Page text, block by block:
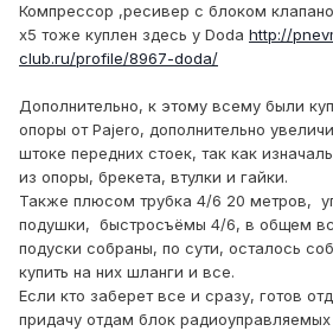
Компрессор ,ресивер с блоком
х5 тоже куплен здесь у Doda http://
club.ru/profile/8967-doda/
Дополнительно, к этому всему были
опоры от Pajero, дополнительно
штоке передних стоек, так как
из опоры, брекета, втулки и гайки.
Также плюсом трубка 4/6 20 метров,
подушки, быстросъёмы 4/6, в общем
подуски собраны, по сути, осталось
купить на них шланги и все.
Если кто заберет все и сразу, готов
придачу отдам блок радиоуправляемых